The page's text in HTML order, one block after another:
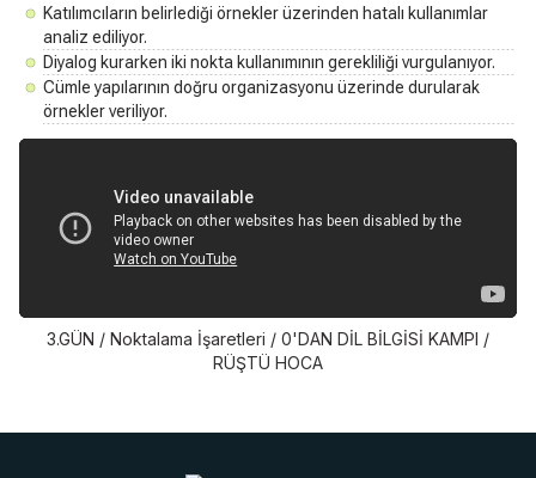
Katılımcıların belirlediği örnekler üzerinden hatalı kullanımlar
analiz ediliyor.
Diyalog kurarken iki nokta kullanımının gerekliliği vurgulanıyor.
Cümle yapılarının doğru organizasyonu üzerinde durularak
örnekler veriliyor.
3.GÜN / Noktalama İşaretleri / 0'DAN DİL BİLGİSİ KAMPI /
RÜŞTÜ HOCA